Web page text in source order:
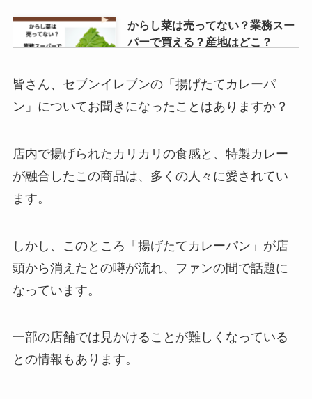
からし菜は売ってない？業務スー
パーで買える？産地はどこ？
かえるまんじゅうが買えるところ
る？季節限定商品はなにがある？
皆さん、セブンイレブンの「揚げたてカレーパ
ン」についてお聞きになったことはありますか？
店内で揚げられたカリカリの食感と、特製カレー
が融合したこの商品は、多くの人々に愛されてい
ます。
しかし、このところ「揚げたてカレーパン」が店
頭から消えたとの噂が流れ、ファンの間で話題に
なっています。
一部の店舗では見かけることが難しくなっている
との情報もあります。